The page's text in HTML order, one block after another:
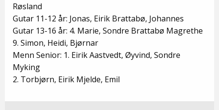
Røsland
Gutar 11-12 år: Jonas, Eirik Brattabø, Johannes
Gutar 13-16 år: 4. Marie, Sondre Brattabø Magrethe
9. Simon, Heidi, Bjørnar
Menn Senior: 1. Eirik Aastvedt, Øyvind, Sondre
Myking
2. Torbjørn, Eirik Mjelde, Emil